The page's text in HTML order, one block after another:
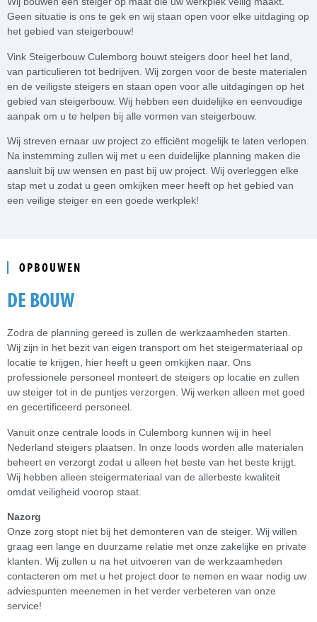
Geen situatie is ons te gek en wij staan open voor elke uitdaging op
het gebied van steigerbouw!
Vink Steigerbouw Culemborg bouwt steigers door heel het land,
van particulieren tot bedrijven. Wij zorgen voor de beste materialen
en de veiligste steigers en staan open voor alle uitdagingen op het
gebied van steigerbouw. Wij hebben een duidelijke en eenvoudige
aanpak om u te helpen bij alle vormen van steigerbouw.
Wij streven ernaar uw project zo efficiënt mogelijk te laten verlopen.
Na instemming zullen wij met u een duidelijke planning maken die
aansluit bij uw wensen en past bij uw project. Wij overleggen elke
stap met u zodat u geen omkijken meer heeft op het gebied van
een veilige steiger en een goede werkplek!
OPBOUWEN
DE BOUW
Zodra de planning gereed is zullen de werkzaamheden starten.
Wij zijn in het bezit van eigen transport om het steigermateriaal op
locatie te krijgen, hier heeft u geen omkijken naar. Ons
professionele personeel monteert de steigers op locatie en zullen
uw steiger tot in de puntjes verzorgen. Wij werken alleen met goed
en gecertificeerd personeel.
Vanuit onze centrale loods in Culemborg kunnen wij in heel
Nederland steigers plaatsen. In onze loods worden alle materialen
beheert en verzorgt zodat u alleen het beste van het beste krijgt.
Wij hebben alleen steigermateriaal van de allerbeste kwaliteit
omdat veiligheid voorop staat.
Nazorg
Onze zorg stopt niet bij het demonteren van de steiger. Wij willen
graag een lange en duurzame relatie met onze zakelijke en private
klanten. Wij zullen u na het uitvoeren van de werkzaamheden
contacteren om met u het project door te nemen en waar nodig uw
adviespunten meenemen in het verder verbeteren van onze
service!